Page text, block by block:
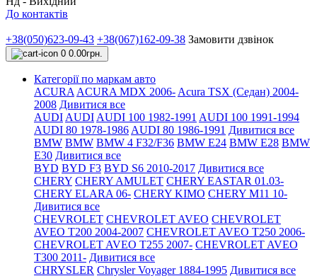
До контактів
+38(050)623-09-43 +38(067)162-09-38 Замовити дзвінок
0 0.00грн.
Категорії по маркам авто
ACURA ACURA MDX 2006- Acura TSX (Седан) 2004-
2008 Дивитися все
AUDI AUDI AUDI 100 1982-1991 AUDI 100 1991-1994
AUDI 80 1978-1986 AUDI 80 1986-1991 Дивитися все
BMW BMW BMW 4 F32/F36 BMW E24 BMW E28 BMW
E30 Дивитися все
BYD BYD F3 BYD S6 2010-2017 Дивитися все
CHERY CHERY AMULET CHERY EASTAR 01.03-
CHERY ELARA 06- CHERY KIMO CHERY M11 10-
Дивитися все
CHEVROLET CHEVROLET AVEO CHEVROLET
AVEO Т200 2004-2007 CHEVROLET AVEO Т250 2006-
CHEVROLET AVEO Т255 2007- CHEVROLET AVEO
Т300 2011- Дивитися все
CHRYSLER Chrysler Voyager 1884-1995 Дивитися все